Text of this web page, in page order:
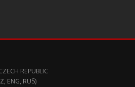
REPUBLIC
ENG, RUS)